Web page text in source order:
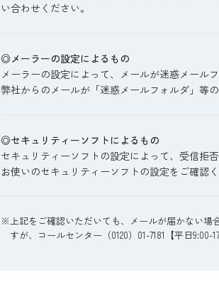
い合わせください。
◎メーラーの設定によるもの
メーラーの設定によって、メールが迷惑メール
弊社からのメールが「迷惑メールフォルダ」等
◎セキュリティーソフトによるもの
セキュリティーソフトの設定によって、受信拒
お使いのセキュリティーソフトの設定をご確認く
※上記をご確認いただいても、メールが届かない場
すが、コールセンター（0120）01-7181【平日